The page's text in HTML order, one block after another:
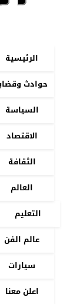
الرئيسية
حوادث
السياسة
الاقتصاد
الثقافة
العالم
التعليم
عالم الفن
سيارات
اعلن معنا